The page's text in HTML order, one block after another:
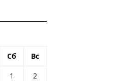
Сб Вс
1
2